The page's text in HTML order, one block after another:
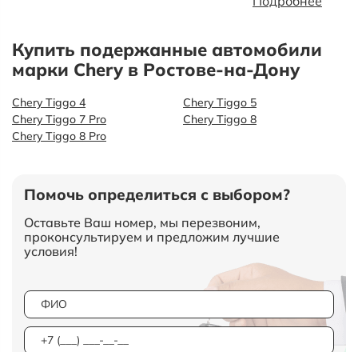
Купить подержанные автомобили
марки Chery в Ростове-на-Дону
Chery Tiggo 4
Chery Tiggo 5
Chery Tiggo 7 Pro
Chery Tiggo 8
Chery Tiggo 8 Pro
Помочь определиться с выбором?
Оставьте Ваш номер, мы перезвоним,
проконсультируем и предложим лучшие
условия!